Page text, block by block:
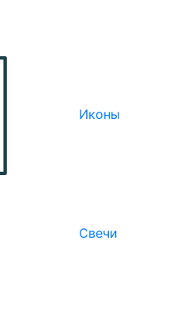
Иконы
Свечи